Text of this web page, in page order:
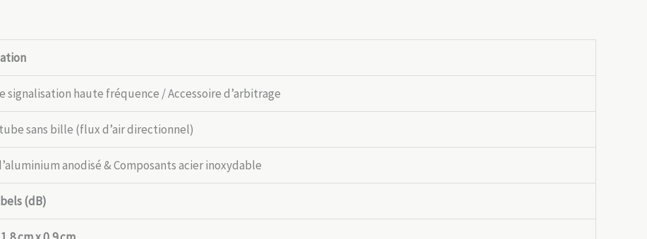
signalisation haute fréquence / Accessoire d’arbitrage
sans bille (flux d’air directionnel)
anodisé & Composants acier inoxydable
(dB)